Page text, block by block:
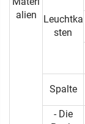
alien
Leuchtka
sten
Spalte
- Die